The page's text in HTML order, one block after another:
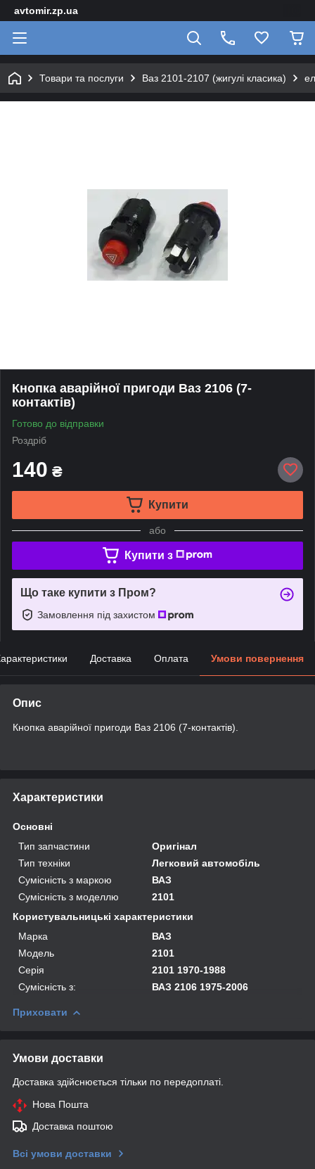
avtomir.zp.ua
Товари та послуги Ваз 2101-2107 (жигулі класика)
Кнопка аварійної пригоди Ваз 2106 (7-
контактів)
Готово до відправки
Роздріб
140 ₴
Купити
або
Купити з
Що таке купити з Пром?
Замовлення під захистом
Доставка Оплата Умови повернення
Опис
Кнопка аварійної пригоди Ваз 2106 (7-контактів).
Характеристики
Основні
Тип запчастини
Оригінал
Тип техніки
Легковий автомобіль
Сумісність з маркою
ВАЗ
Сумісність з моделлю
2101
Користувальницькі характеристики
Марка
ВАЗ
Модель
2101
Серія
2101 1970-1988
Сумісність з:
ВАЗ 2106 1975-2006
Приховати
Умови доставки
Доставка здійснюється тільки по передоплаті.
Нова Пошта
Доставка поштою
Всі умови доставки